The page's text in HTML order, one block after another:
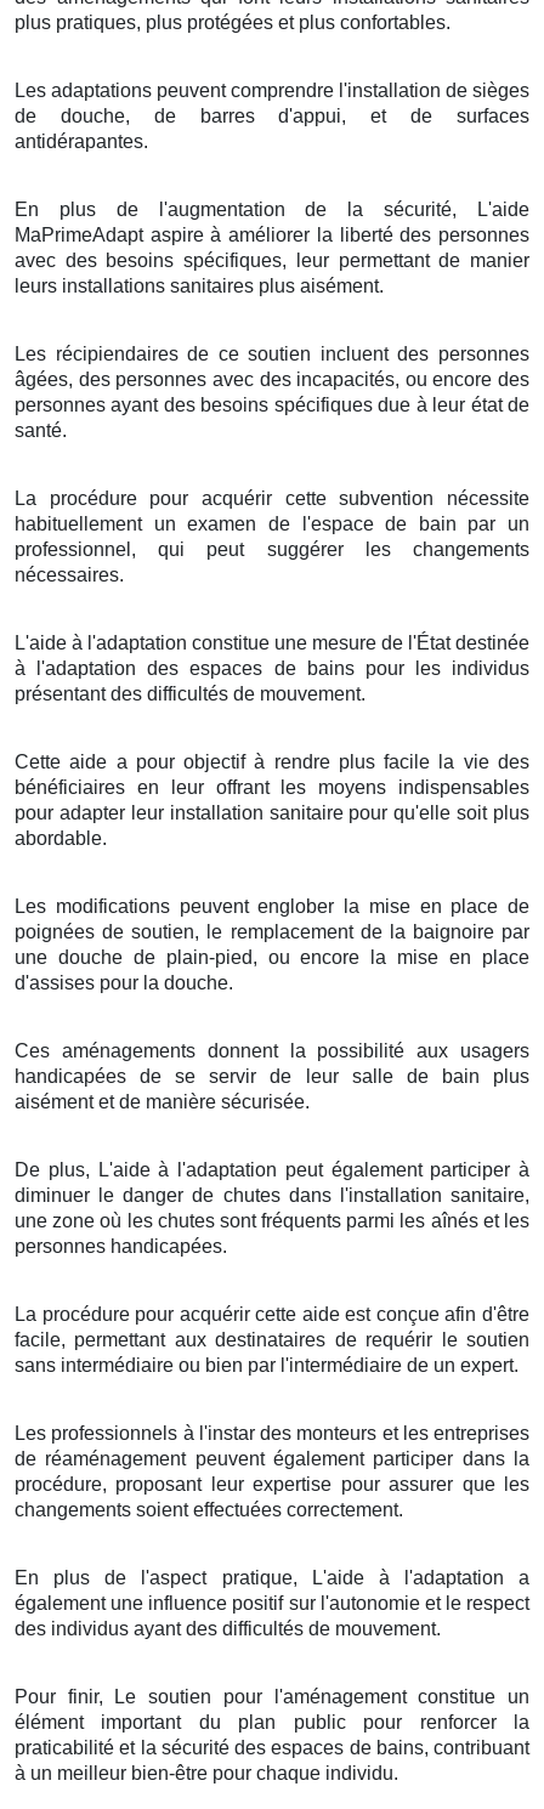
plus pratiques, plus protégées et plus confortables.
Les adaptations peuvent comprendre l'installation de sièges
de douche, de barres d'appui, et de surfaces
antidérapantes.
En plus de l'augmentation de la sécurité, L'aide
MaPrimeAdapt aspire à améliorer la liberté des personnes
avec des besoins spécifiques, leur permettant de manier
leurs installations sanitaires plus aisément.
Les récipiendaires de ce soutien incluent des personnes
âgées, des personnes avec des incapacités, ou encore des
personnes ayant des besoins spécifiques due à leur état de
santé.
La procédure pour acquérir cette subvention nécessite
habituellement un examen de l'espace de bain par un
professionnel, qui peut suggérer les changements
nécessaires.
L'aide à l'adaptation constitue une mesure de l'État destinée
à l'adaptation des espaces de bains pour les individus
présentant des difficultés de mouvement.
Cette aide a pour objectif à rendre plus facile la vie des
bénéficiaires en leur offrant les moyens indispensables
pour adapter leur installation sanitaire pour qu'elle soit plus
abordable.
Les modifications peuvent englober la mise en place de
poignées de soutien, le remplacement de la baignoire par
une douche de plain-pied, ou encore la mise en place
d'assises pour la douche.
Ces aménagements donnent la possibilité aux usagers
handicapées de se servir de leur salle de bain plus
aisément et de manière sécurisée.
De plus, L'aide à l'adaptation peut également participer à
diminuer le danger de chutes dans l'installation sanitaire,
une zone où les chutes sont fréquents parmi les aînés et les
personnes handicapées.
La procédure pour acquérir cette aide est conçue afin d'être
facile, permettant aux destinataires de requérir le soutien
sans intermédiaire ou bien par l'intermédiaire de un expert.
Les professionnels à l'instar des monteurs et les entreprises
de réaménagement peuvent également participer dans la
procédure, proposant leur expertise pour assurer que les
changements soient effectuées correctement.
En plus de l'aspect pratique, L'aide à l'adaptation a
également une influence positif sur l'autonomie et le respect
des individus ayant des difficultés de mouvement.
Pour finir, Le soutien pour l'aménagement constitue un
élément important du plan public pour renforcer la
praticabilité et la sécurité des espaces de bains, contribuant
à un meilleur bien-être pour chaque individu.